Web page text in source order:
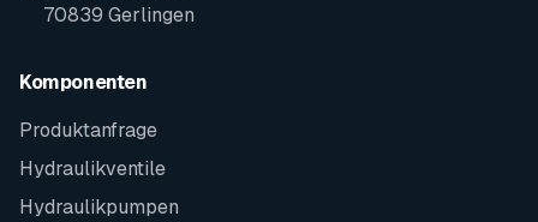
70839 Gerlingen
Komponenten
Produktanfrage
Hydraulikventile
Hydraulikpumpen